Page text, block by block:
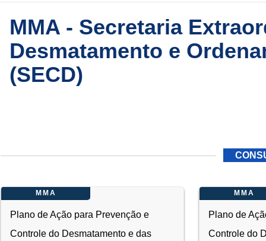
MMA - Secretaria
Desmatamento e
(SECD)
MMA
Plano de Ação para Prevenção e
Controle do Desmatamento e das
MMA
Plano de
Controle do